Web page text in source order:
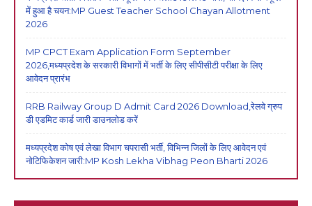
में हुआ है चयन:MP Guest Teacher School Chayan Allotment
2026
MP CPCT Exam Application Form September
2026,मध्यप्रदेश के सरकारी विभागों में भर्ती के लिए सीपीसीटी परीक्षा के लिए
आवेदन प्रारंभ
RRB Railway Group D Admit Card 2026 Download,रेलवे ग्रुप
डी एडमिट कार्ड जारी डाउनलोड करें
मध्यप्रदेश कोष एवं लेखा विभाग चपरासी भर्ती, विभिन्न जिलों के लिए आवेदन एवं
नोटिफिकेशन जारी:MP Kosh Lekha Vibhag Peon Bharti 2026